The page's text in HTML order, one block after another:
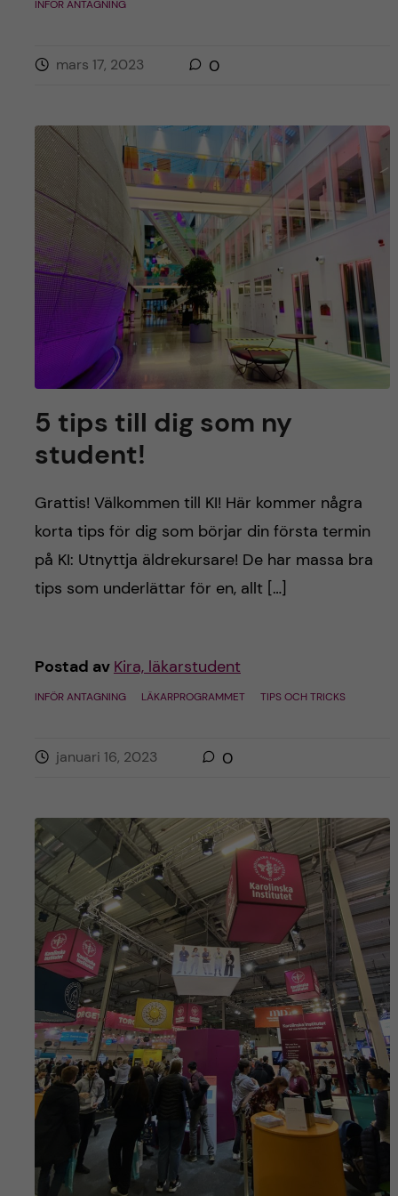
INFÖR ANTAGNING
mars 17, 2023 0
5 tips till dig som ny
student!
Grattis! Välkommen till KI! Här kommer några
korta tips för dig som börjar din första termin
på KI: Utnyttja äldrekursare! De har massa bra
tips som underlättar för en, allt […]
Postad av Kira, läkarstudent
INFÖR ANTAGNING LÄKARPROGRAMMET TIPS OCH TRICKS
januari 16, 2023 0